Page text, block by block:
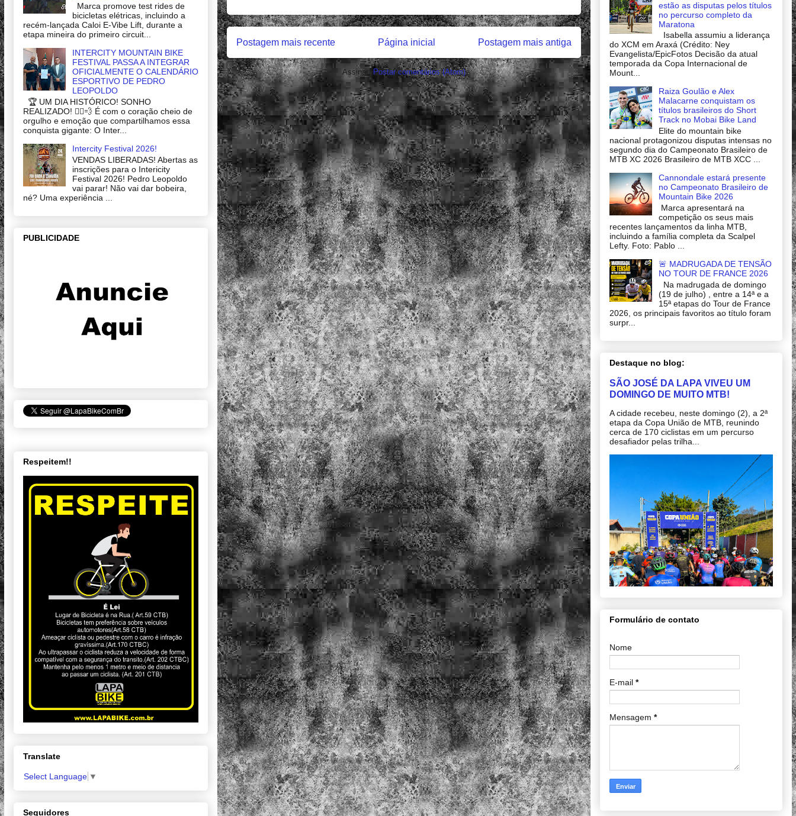
Postagem mais recente Postagem mais antiga
Página inicial
Assinar: Postar comentários (Atom)
Marca promove test rides de
bicicletas elétricas, incluindo a
recém-lançada Caloi E-Vibe Lift, durante a
etapa mineira do primeiro circuit...
INTERCITY MOUNTAIN BIKE
FESTIVAL PASSA A INTEGRAR
OFICIALMENTE O CALENDÁRIO
ESPORTIVO DE PEDRO
LEOPOLDO
🏆 UM DIA HISTÓRICO! SONHO
REALIZADO! 🚴‍♂️💨 É com o coração cheio de
orgulho e emoção que compartilhamos essa
conquista gigante: O Inter...
Intercity Festival 2026!
VENDAS LIBERADAS! Abertas as
inscrições para o Intericity
Festival 2026! Pedro Leopoldo
vai parar! Não vai dar bobeira,
né? Uma experiência ...
PUBLICIDADE
Respeitem!!
Translate
Select Language ▼
Seguidores
estão as disputas pelos títulos
no percurso completo da
Maratona
Isabella assumiu a liderança
do XCM em Araxá (Crédito: Ney
Evangelista/EpicFotos Decisão da atual
temporada da Copa Internacional de
Mount...
Raiza Goulão e Alex
Malacarne conquistam os
títulos brasileiros do Short
Track no Mobai Bike Land
Elite do mountain bike
nacional protagonizou disputas intensas no
segundo dia do Campeonato Brasileiro de
MTB XC 2026 Brasileiro de MTB XCC ...
Cannondale estará presente
no Campeonato Brasileiro de
Mountain Bike 2026
Marca apresentará na
competição os seus mais
recentes lançamentos da linha MTB,
incluindo a família completa da Scalpel
Lefty. Foto: Pablo ...
🚨 MADRUGADA DE TENSÃO
NO TOUR DE FRANCE 2026
Na madrugada de domingo
(19 de julho) , entre a 14ª e a
15ª etapas do Tour de France
2026, os principais favoritos ao título foram
surpr...
Destaque no blog:
SÃO JOSÉ DA LAPA VIVEU UM
DOMINGO DE MUITO MTB!
A cidade recebeu, neste domingo (2), a 2ª
etapa da Copa União de MTB, reunindo
cerca de 170 ciclistas em um percurso
desafiador pelas trilha...
Formulário de contato
Nome
E-mail *
Mensagem *